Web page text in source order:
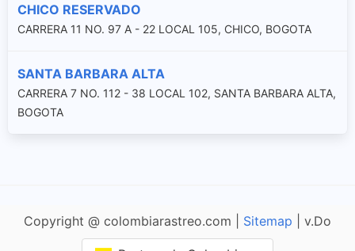
CHICO RESERVADO
CARRERA 11 NO. 97 A - 22 LOCAL 105, CHICO, BOGOTA
SANTA BARBARA ALTA
CARRERA 7 NO. 112 - 38 LOCAL 102, SANTA BARBARA ALTA,
BOGOTA
Copyright @ colombiarastreo.com | Sitemap | v.Do